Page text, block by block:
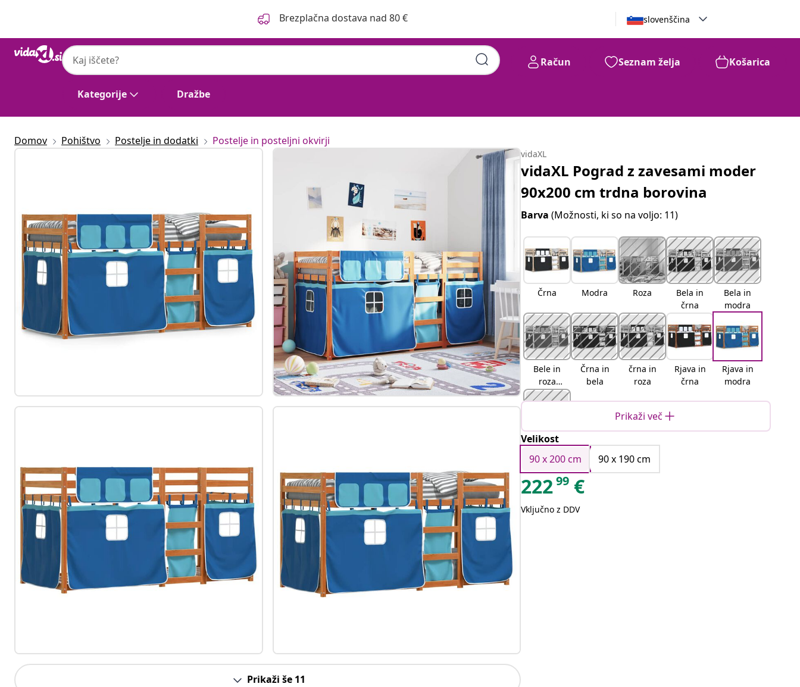
Brezplačna dostava nad 80 € slovenščina
Kategorije Dražbe
Račun Seznam želja Košarica
Domov Pohištvo Postelje in dodatki Postelje in posteljni okvirji
Prikaži še 11
vidaXL
vidaXL Pograd z zavesami moder
90x200 cm trdna borovina
Barva(Možnosti, ki so na voljo: 11)
Črna Modra Roza
Bela in
črna
Bela in
modra
Bele in
roza
barve
Črna in
bela
črna in
roza
Rjava in
črna
Rjava in
modra
Rjava in
roza
Prikaži več
Velikost
90 x 200 cm
90 x 190 cm
22299 €
Vključno z DDV